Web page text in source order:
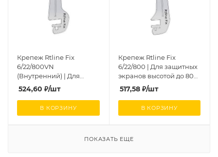
Крепеж Rtline Fix
6/22/800VN
(Внутренний) | Для
защитных экранов
высотой до 800 мм
524,60 ₽/шт
В КОРЗИНУ
Крепеж Rtline Fix
6/22/800 | Для защитных
экранов высотой до 800
мм
517,58₽/шт
В КОРЗИНУ
ПОКАЗАТЬ ЕЩЕ